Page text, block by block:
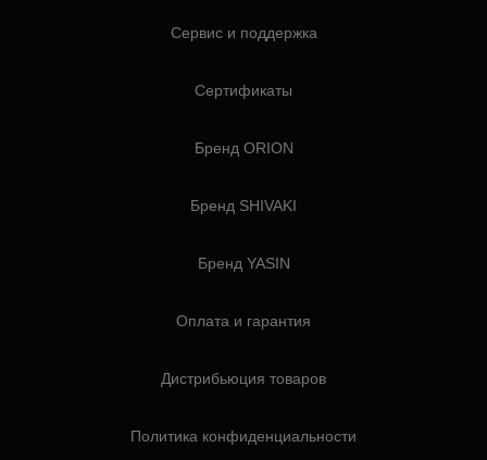
Сервис и поддержка
Сертификаты
Бренд ORION
Бренд SHIVAKI
Бренд YASIN
Оплата и гарантия
Дистрибьюция товаров
Политика конфиденциальности